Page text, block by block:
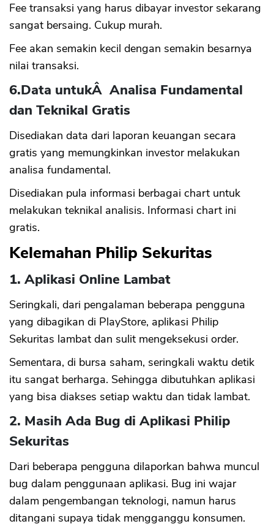
Fee transaksi yang harus dibayar investor sekarang
sangat bersaing. Cukup murah.
Fee akan semakin kecil dengan semakin besarnya
nilai transaksi.
6.Data untukÂ Analisa Fundamental
dan Teknikal Gratis
Disediakan data dari laporan keuangan secara
gratis yang memungkinkan investor melakukan
analisa fundamental.
Disediakan pula informasi berbagai chart untuk
melakukan teknikal analisis. Informasi chart ini
gratis.
Kelemahan Philip Sekuritas
1. Aplikasi Online Lambat
Seringkali, dari pengalaman beberapa pengguna
yang dibagikan di PlayStore, aplikasi Philip
Sekuritas lambat dan sulit mengeksekusi order.
Sementara, di bursa saham, seringkali waktu detik
itu sangat berharga. Sehingga dibutuhkan aplikasi
yang bisa diakses setiap waktu dan tidak lambat.
2. Masih Ada Bug di Aplikasi Philip
Sekuritas
Dari beberapa pengguna dilaporkan bahwa muncul
bug dalam penggunaan aplikasi. Bug ini wajar
dalam pengembangan teknologi, namun harus
ditangani supaya tidak mengganggu konsumen.